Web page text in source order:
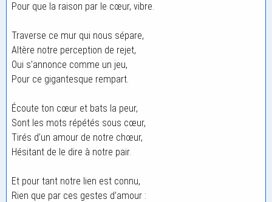
Pour que la raison par le cœur, vibre.
Traverse ce mur qui nous sépare,
Altère notre perception de rejet,
Oui s’annonce comme un jeu,
Pour ce gigantesque rempart.
Écoute ton cœur et bats la peur,
Sont les mots répétés sous cœur,
Tirés d’un amour de notre chœur,
Hésitant de le dire à notre pair.
Et pour tant notre lien est connu,
Rien que par ces gestes d’amour :